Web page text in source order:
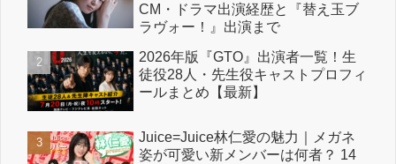
CM・ドラマ出演経歴と『替え玉ブ
ラヴォー！』出演まで
2026年版『GTO』出演者一覧！生
徒役28人・先生役キャストプロフィ
ールまとめ【最新】
Juice=Juice林仁愛の魅力｜メガネ
姿が可愛い新メンバーは何者？ 14